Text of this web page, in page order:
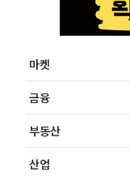
마켓
금융
부동산
산업